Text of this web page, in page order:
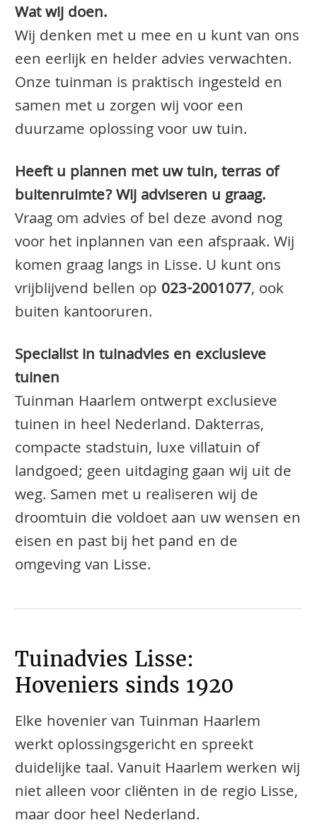
Wat wij doen.
Wij denken met u mee en u kunt van ons
een eerlijk en helder advies verwachten.
Onze tuinman is praktisch ingesteld en
samen met u zorgen wij voor een
duurzame oplossing voor uw tuin.
Heeft u plannen met uw tuin, terras of
buitenruimte? Wij adviseren u graag.
Vraag om advies of bel deze avond nog
voor het inplannen van een afspraak. Wij
komen graag langs in Lisse. U kunt ons
vrijblijvend bellen op 023-2001077, ook
buiten kantooruren.
Specialist in tuinadvies en exclusieve
tuinen
Tuinman Haarlem ontwerpt exclusieve
tuinen in heel Nederland. Dakterras,
compacte stadstuin, luxe villatuin of
landgoed; geen uitdaging gaan wij uit de
weg. Samen met u realiseren wij de
droomtuin die voldoet aan uw wensen en
eisen en past bij het pand en de
omgeving van Lisse.
Tuinadvies Lisse:
Hoveniers sinds 1920
Elke hovenier van Tuinman Haarlem
werkt oplossingsgericht en spreekt
duidelijke taal. Vanuit Haarlem werken wij
niet alleen voor cliënten in de regio Lisse,
maar door heel Nederland.